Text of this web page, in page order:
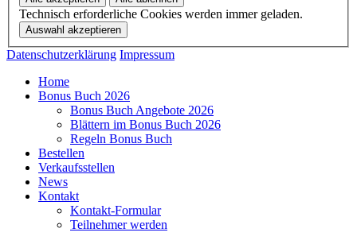
Technisch erforderliche Cookies werden immer geladen.
Datenschutzerklärung Impressum
Home
Bonus Buch 2026
Bonus Buch Angebote 2026
Blättern im Bonus Buch 2026
Regeln Bonus Buch
Bestellen
Verkaufsstellen
News
Kontakt
Kontakt-Formular
Teilnehmer werden